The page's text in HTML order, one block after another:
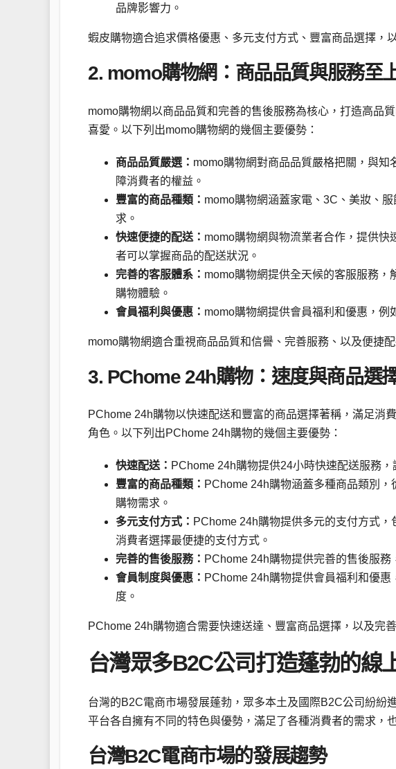
品牌影響力。
蝦皮購物適合追求價格優惠、多元支付方式、豐富商品選擇，
2. momo購物網：商品品質與服務至
momo購物網以商品品質和完善的售後服務為核心，打造高品
喜愛。以下列出momo購物網的幾個主要優勢：
商品品質嚴選： momo購物網對商品品質嚴格把關，與
障消費者的權益。
豐富的商品種類： momo購物網涵蓋家電、3C、美妝、
求。
快速便捷的配送： momo購物網與物流業者合作，提供
者可以掌握商品的配送狀況。
完善的客服體系： momo購物網提供全天候的客服服務
購物體驗。
會員福利與優惠： momo購物網提供會員福利和優惠，
momo購物網適合重視商品品質和信譽、完善服務、以及便捷
3. PChome 24h購物：速度與商品選
PChome 24h購物以快速配送和豐富的商品選擇著稱，滿足消
角色。以下列出PChome 24h購物的幾個主要優勢：
快速配送： PChome 24h購物提供24小時快速配送服務，
豐富的商品種類： PChome 24h購物涵蓋多種商品類別
購物需求。
多元支付方式： PChome 24h購物提供多元的支付方式
消費者選擇最便捷的支付方式。
完善的售後服務： PChome 24h購物提供完善的售後服
會員制度與優惠： PChome 24h購物提供會員福利和優
度。
PChome 24h購物適合需要快速送達、豐富商品選擇，以及完
台灣眾多B2C公司打造蓬勃的線
台灣的B2C電商市場發展蓬勃，眾多本土及國際B2C公司紛紛
平台各自擁有不同的特色與優勢，滿足了各種消費者的需求，
台灣B2C電商市場的發展趨勢